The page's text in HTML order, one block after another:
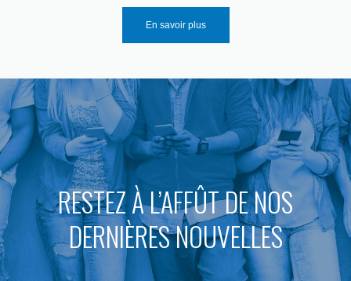
En savoir plus
RESTEZ À L’AFFÛT DE NOS
DERNIÈRES NOUVELLES